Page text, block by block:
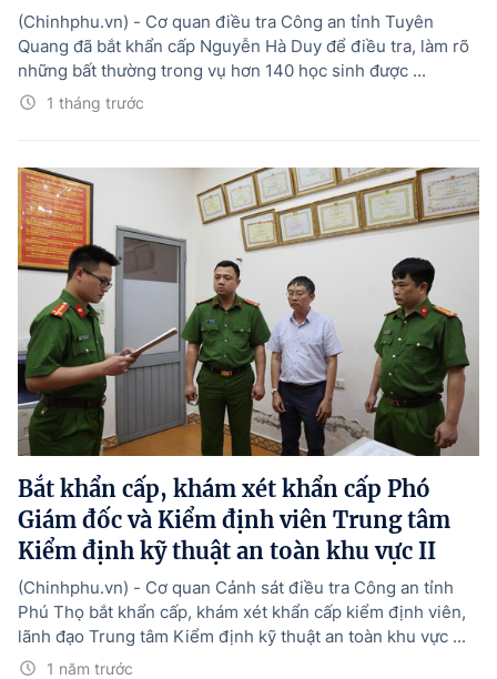
Bản quyền thuộc Báo Điện tử Chính phủ - Cổng Thông tin điện tử Chính
phủ.
Ghi rõ nguồn "Báo Điện tử Chính phủ", "Cổng Thông tin điện tử Chính phủ",
hoặc www.baochinhphu.vn, www.chinhphu.vn khi phát hành lại thông tin
từ các nguồn này.
1 tháng trước
(Chinhphu.vn) - Cơ quan điều tra Công an tỉnh Tuyên
Quang đã bắt khẩn cấp Nguyễn Hà Duy để điều tra, làm rõ
những bất thường trong vụ hơn 140 học sinh được ...
Bắt khẩn cấp, khám xét khẩn cấp Phó
Giám đốc và Kiểm định viên Trung tâm
Kiểm định kỹ thuật an toàn khu vực II
1 năm trước
(Chinhphu.vn) - Cơ quan Cảnh sát điều tra Công an tỉnh
Phú Thọ bắt khẩn cấp, khám xét khẩn cấp kiểm định viên,
lãnh đạo Trung tâm Kiểm định kỹ thuật an toàn khu vực ...